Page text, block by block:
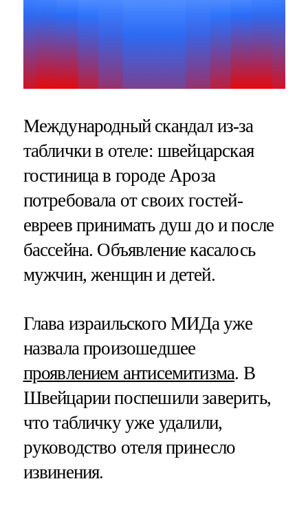
Международный скандал из-за
таблички в отеле: швейцарская
гостиница в городе Ароза
потребовала от своих гостей-
евреев принимать душ до и после
бассейна. Объявление касалось
мужчин, женщин и детей.
Глава израильского МИДа уже
назвала произошедшее
проявлением антисемитизма. В
Швейцарии поспешили заверить,
что табличку уже удалили,
руководство отеля принесло
извинения.